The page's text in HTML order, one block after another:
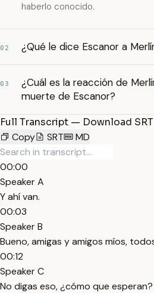
haberlo conocido.
02 ¿Qué le dice Escanor a
03
¿Cuál es la reacción de
muerte de Escanor?
Full Transcript — Download
Copy
SRT MD
00:00
Speaker A
Y ahí van.
00:03
Speaker B
Bueno, amigas y amigos míos,
00:12
Speaker C
No digas eso, ¿cómo que